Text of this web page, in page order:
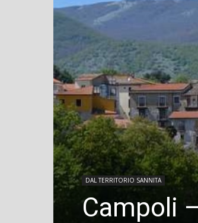
DAL TERRITORIO SANNITA
Campoli